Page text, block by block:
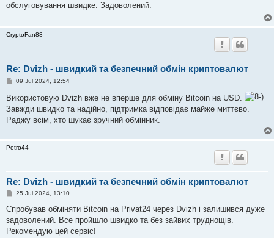
обслуговування швидке. Задоволений.
CryptoFan88
Re: Dvizh - швидкий та безпечний обмін криптовалют
P
t
09 Jul 2024, 12:54
Використовую Dvizh вже не вперше для обміну Bitcoin на USD.
Завжди швидко та надійно, підтримка відповідає майже миттєво.
Раджу всім, хто шукає зручний обмінник.
Petro44
Re: Dvizh - швидкий та безпечний обмін криптовалют
P
s
25 Jul 2024, 13:10
Спробував обміняти Bitcoin на Privat24 через Dvizh і залишився дуже
задоволений. Все пройшло швидко та без зайвих труднощів.
Рекомендую цей сервіс!